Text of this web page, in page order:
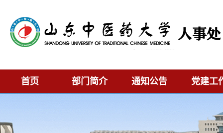
首页 部门简介 通知公告 党建工